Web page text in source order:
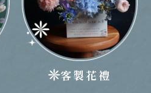
客製花禮